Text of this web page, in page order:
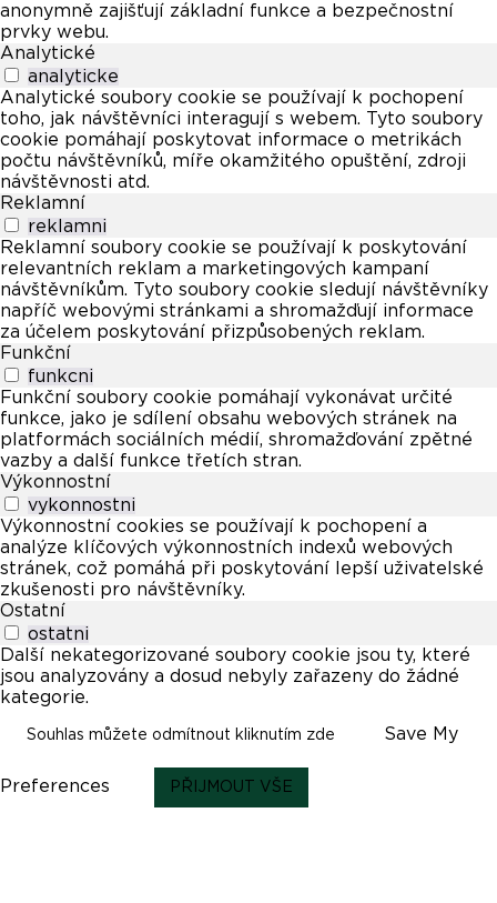
anonymně zajišťují základní funkce a bezpečnostní
prvky webu.
Analytické
analyticke
Analytické soubory cookie se používají k pochopení
toho, jak návštěvníci interagují s webem. Tyto soubory
cookie pomáhají poskytovat informace o metrikách
počtu návštěvníků, míře okamžitého opuštění, zdroji
návštěvnosti atd.
Reklamní
reklamni
Reklamní soubory cookie se používají k poskytování
relevantních reklam a marketingových kampaní
návštěvníkům. Tyto soubory cookie sledují návštěvníky
napříč webovými stránkami a shromažďují informace
za účelem poskytování přizpůsobených reklam.
Funkční
funkcni
Funkční soubory cookie pomáhají vykonávat určité
funkce, jako je sdílení obsahu webových stránek na
platformách sociálních médií, shromažďování zpětné
vazby a další funkce třetích stran.
Výkonnostní
vykonnostni
Výkonnostní cookies se používají k pochopení a
analýze klíčových výkonnostních indexů webových
stránek, což pomáhá při poskytování lepší uživatelské
zkušenosti pro návštěvníky.
Ostatní
ostatni
Další nekategorizované soubory cookie jsou ty, které
jsou analyzovány a dosud nebyly zařazeny do žádné
kategorie.
Souhlas můžete odmítnout kliknutím zde Save My
Preferences PŘIJMOUT VŠE